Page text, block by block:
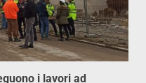
i lavori ad